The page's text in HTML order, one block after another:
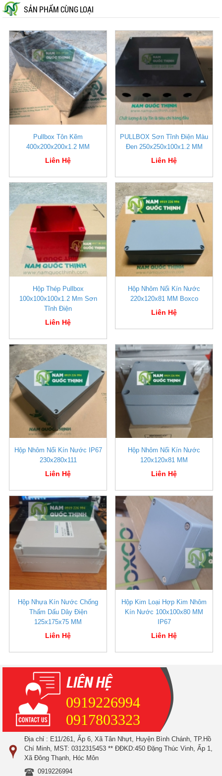
SẢN PHẨM CÙNG LOẠI
Pullbox Tôn Kẽm
400x200x200x1.2 MM
Liên Hệ
PULLBOX Sơn Tĩnh Điện Màu
Đen 250x250x100x1.2 MM
Liên Hệ
Hộp Thép Pullbox
100x100x100x1.2 Mm Sơn
Tĩnh Điện
Liên Hệ
Hộp Nhôm Nổi Kín Nước
220x120x81 MM Boxco
Liên Hệ
Hộp Nhôm Nổi Kín Nước IP67
230x280x111
Liên Hệ
Hộp Nhôm Nổi Kín Nước
120x120x81 MM
Liên Hệ
Hộp Nhựa Kín Nước Chống
Thấm Dấu Dây Điện
125x175x75 MM
Liên Hệ
Hộp Kim Loại Hợp Kim Nhôm
Kín Nước 100x100x80 MM
IP67
Liên Hệ
0919226994
0917803323
Địa chỉ : E11/261, Ấp 6, Xã Tân Nhựt, Huyện Bình Chánh, TP.Hồ
Chí Minh, MST: 0312315453 ** ĐĐKD:450 Đặng Thúc Vinh, Ấp 1,
Xã Đông Thạnh, Hóc Môn
0919226994